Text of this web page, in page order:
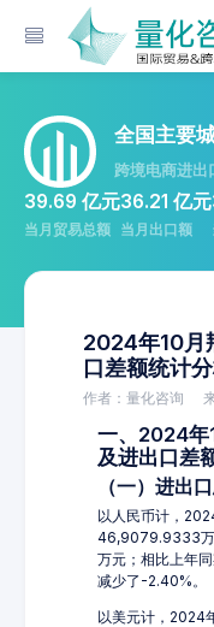
全国主要
跨境电商进出
39.69 亿元
当月贸易总额
36.21 亿元
当月出口额
2024年10月
口差额统计
作者：量化咨询
一、2024年
及进出口差
（一）进出
以人民币计，
46,9079.9333万
万元；相比上年
减少了-2.40%。
以美元计，2024